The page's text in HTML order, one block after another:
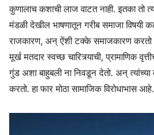
कुणालाच कशाची लाज वाटत नाही. इतका तो
मंडळी देखील भाषणातून गरीब समाजा विषयी
राजकारण, अन् ऐंशी टक्के समाजकारण
मूर्ख मतदार स्वच्छ चारित्र्याची, प्रामाणिक
गुंड अशा बाहुबली ना निवडून देतो. अन्
करतो. हा फार मोठा सामाजिक विरोधाभास आहे.